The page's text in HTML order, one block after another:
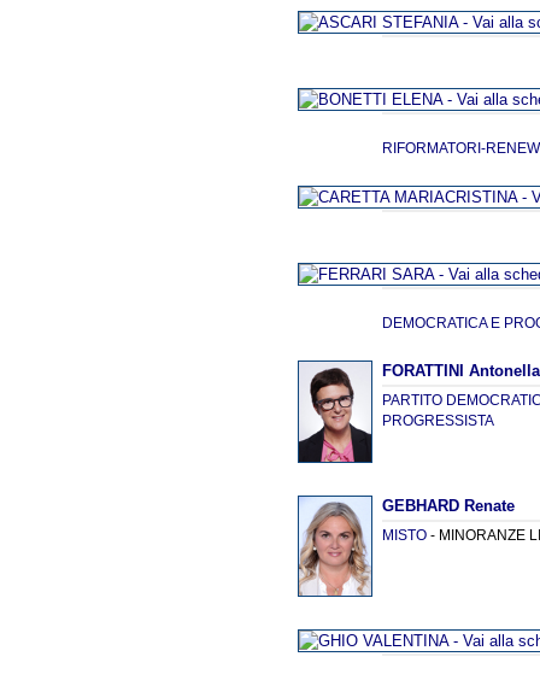
RIFORMATORI-
DEMOCRATICA E
FORATTINI Antonella
PARTITO
PROGRESSISTA
GEBHARD Renate
MISTO - MINORANZE